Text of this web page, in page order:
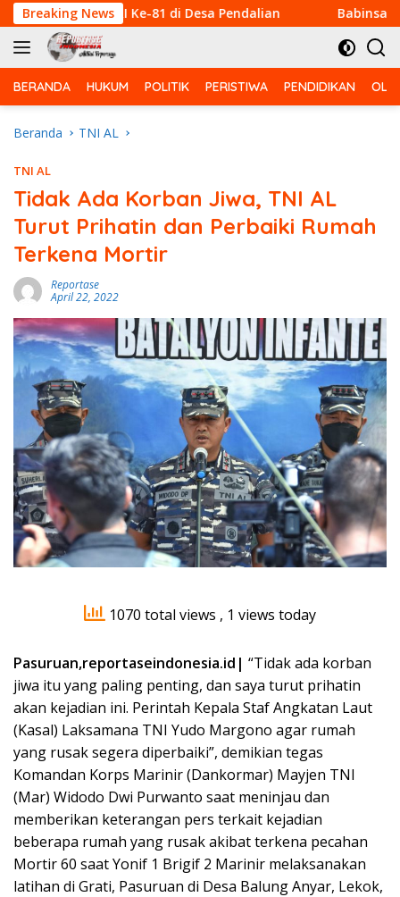
Langsung
ke
konten
Breaking News
RI Ke-81 di Desa Pendalian Babinsa Koramil 03/
BERANDA HUKUM POLITIK PERISTIWA PENDIDIKAN
Beranda TNI AL
TNI AL
Tidak Ada Korban Jiwa, TNI AL
Turut Prihatin dan Perbaiki Rumah
Terkena Mortir
Reportase
April 22, 2022
1070 total views , 1 views today
Pasuruan,reportaseindonesia.id| “Tidak ada korban
jiwa itu yang paling penting, dan saya turut prihatin
akan kejadian ini. Perintah Kepala Staf Angkatan Laut
(Kasal) Laksamana TNI Yudo Margono agar rumah
yang rusak segera diperbaiki”, demikian tegas
Komandan Korps Marinir (Dankormar) Mayjen TNI
(Mar) Widodo Dwi Purwanto saat meninjau dan
memberikan keterangan pers terkait kejadian
beberapa rumah yang rusak akibat terkena pecahan
Mortir 60 saat Yonif 1 Brigif 2 Marinir melaksanakan
latihan di Grati, Pasuruan di Desa Balung Anyar, Lekok,